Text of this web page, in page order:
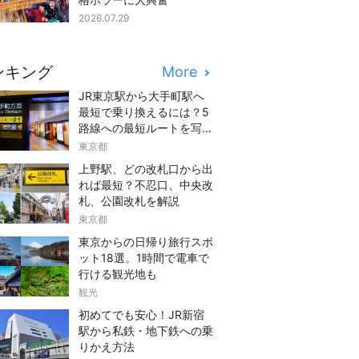
2026.07.29
キング More
JR東京駅から大手町駅へ
最短で乗り換えるには？5
路線への最短ルートを写真
つきでご紹介
東京都
上野駅、どの改札口から出
れば最短？不忍口、中央改
札、公園改札を解説
東京都
東京からの日帰り旅行スポ
ット18選。1時間で電車で
行ける観光地も
観光
初めてでも安心！JR新宿
駅から私鉄・地下鉄への乗
りかえ方法